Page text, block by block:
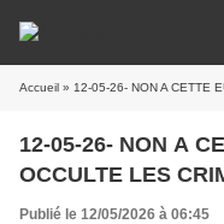
Accueil » 12-05-26- NON A CETTE
12-05-26- NON A
OCCULTE LES
Publié le 12/05/2026 à 06:45